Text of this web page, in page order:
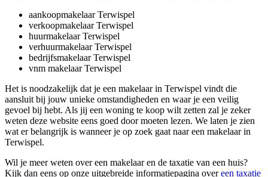
aankoopmakelaar Terwispel
verkoopmakelaar Terwispel
huurmakelaar Terwispel
verhuurmakelaar Terwispel
bedrijfsmakelaar Terwispel
vnm makelaar Terwispel
Het is noodzakelijk dat je een makelaar in Terwispel vindt die
aansluit bij jouw unieke omstandigheden en waar je een veilig
gevoel bij hebt. Als jij een woning te koop wilt zetten zal je zeker
weten deze website eens goed door moeten lezen. We laten je zien
wat er belangrijk is wanneer je op zoek gaat naar een makelaar in
Terwispel.
Wil je meer weten over een makelaar en de taxatie van een huis?
Kijk dan eens op onze uitgebreide informatiepagina overeen taxatie